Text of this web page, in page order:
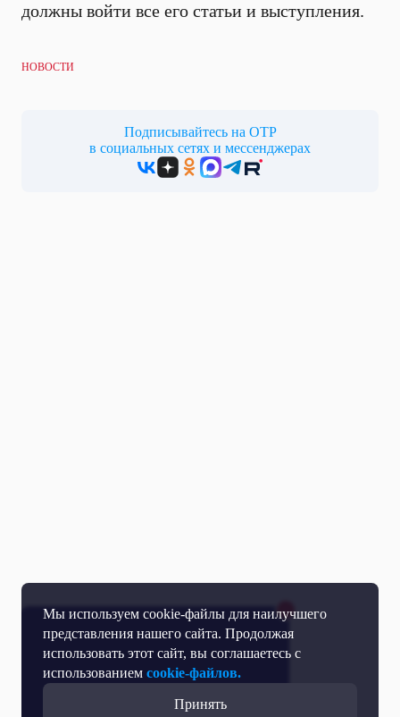
Мы используем cookie-файлы для наилучшего
представления нашего сайта. Продолжая
использовать этот сайт, вы соглашаетесь с
использованием cookie-файлов.
Принять
должны войти все его статьи и выступления.
НОВОСТИ
Подписывайтесь на ОТР
в социальных сетях и мессенджерах